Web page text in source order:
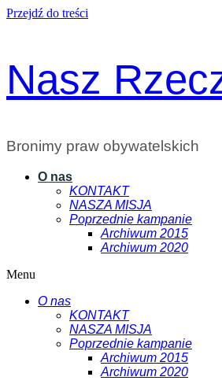
Przejdź do treści
Nasz
Bronimy praw obywatelskich
O nas
KONTAKT
NASZA MISJA
Poprzednie kampanie
Archiwum 2015
Archiwum 2020
Menu
O nas
KONTAKT
NASZA MISJA
Poprzednie kampanie
Archiwum 2015
Archiwum 2020